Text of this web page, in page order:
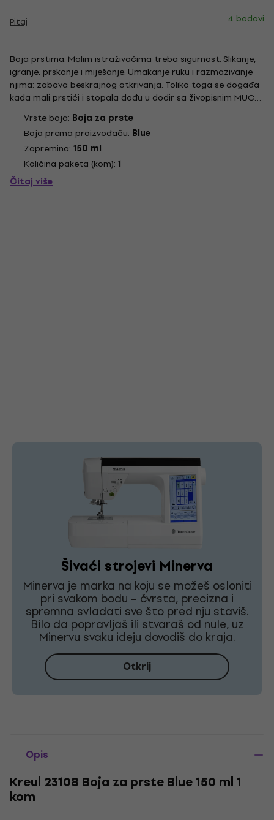
Pitaj 4 bodovi
Boja prstima. Malim istraživačima treba sigurnost. Slikanje,
igranje, prskanje i miješanje. Umakanje ruku i razmazivanje
njima: zabava beskrajnog otkrivanja. Toliko toga se događa
kada mali prstići i stopala dođu u dodir sa živopisnim MUCKI
bojama za prste: treniraju senzomotoričke vještine,
poboljšavaju spretnost i povećavaju zadovoljstvo i...
Vrste boja: Boja za prste
Boja prema proizvođaču: Blue
Zapremina: 150 ml
Količina paketa (kom): 1
Čitaj više
Šivaći strojevi Minerva
Minerva je marka na koju se možeš osloniti
pri svakom bodu – čvrsta, precizna i
spremna svladati sve što pred nju staviš.
Bilo da popravljaš ili stvaraš od nule, uz
Minervu svaku ideju dovodiš do kraja.
Otkrij
Opis
Kreul 23108 Boja za prste Blue 150 ml 1
kom